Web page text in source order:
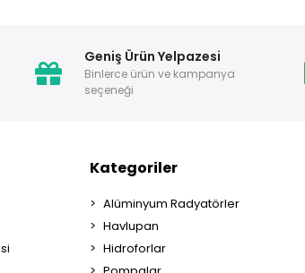
Geniş Ürün Yelpazesi
Binlerce ürün ve kampanya
seçeneği
Kategoriler
Alüminyum Radyatörler
Havlupan
Hidroforlar